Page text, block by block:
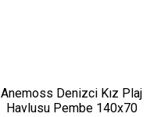
Anemoss Denizci Kız Plaj
Havlusu Pembe 140x70